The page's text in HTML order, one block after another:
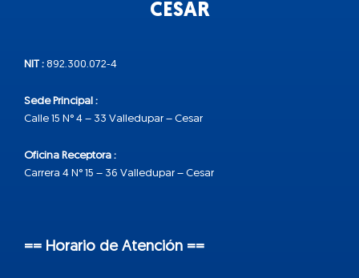
CESAR
NIT : 892.300.072-4
Sede Principal :
Calle 15 N° 4 – 33 Valledupar – Cesar
Oficina Receptora :
Carrera 4 N° 15 – 36 Valledupar – Cesar
== Horario de Atención ==